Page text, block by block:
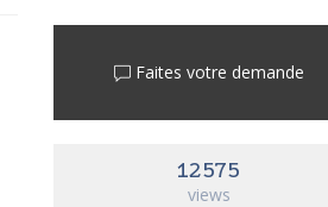
Faites votre demande
12575
views